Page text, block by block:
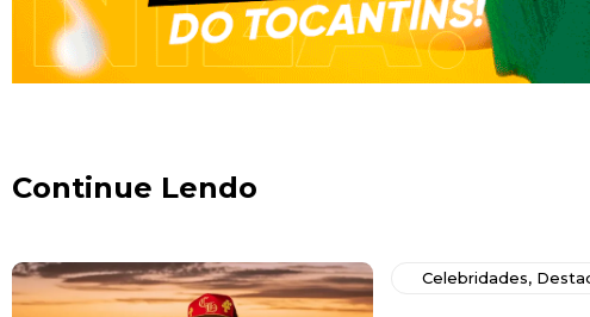
Continue Lendo
Celebridades,